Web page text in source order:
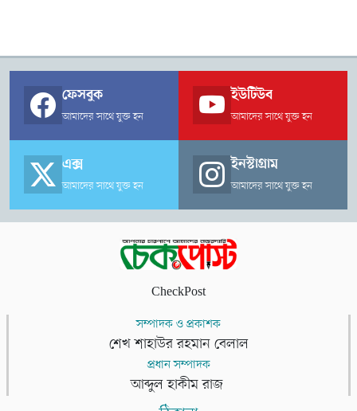
ফেসবুক
আমাদের সাথে যুক্ত হন
ইউটিউব
আমাদের সাথে যুক্ত হন
এক্স
আমাদের সাথে যুক্ত হন
ইনস্টাগ্রাম
আমাদের সাথে যুক্ত হন
CheckPost
সম্পাদক ও প্রকাশক
শেখ শাহাউর রহমান বেলাল
প্রধান সম্পাদক
আব্দুল হাকীম রাজ